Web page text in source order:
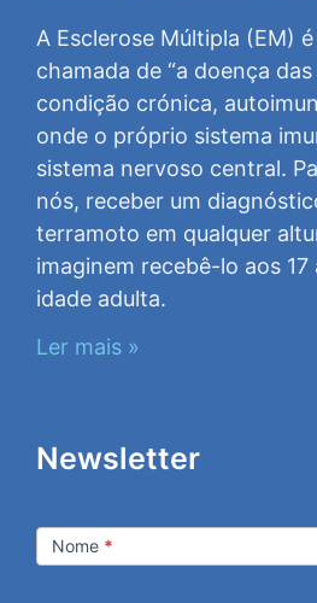
A Esclerose Múltipla (EM)
chamada de “a doença das
condição crónica,
onde o próprio sistema
sistema nervoso central.
nós, receber um
terramoto em qualquer
imaginem recebê-lo aos
idade adulta.
Ler mais »
Newsletter
Nome *